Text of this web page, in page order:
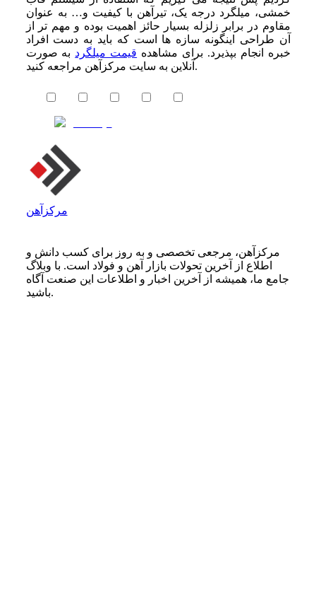
خمشی، میلگرد درجه یک، تیرآهن با کیفیت و… به عنوان
مقاوم در برابر زلزله بسیار حائز اهمیت بوده و مهم‌ تر از
آن طراحی اینگونه سازه‌ ها است که باید به دست افراد
خبره انجام بپذیرد. برای مشاهده قیمت میلگرد به صورت
آنلاین به سایت مرکزآهن مراجعه کنید.
مرکزآهن
مرکزآهن، مرجعی تخصصی و به روز برای کسب دانش و
اطلاع از آخرین تحولات بازار آهن و فولاد است. با وبلاگ
جامع ما، همیشه از آخرین اخبار و اطلاعات این صنعت آگاه
باشید.